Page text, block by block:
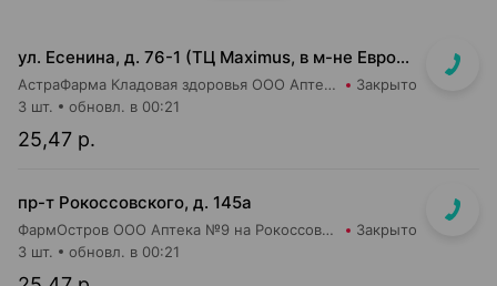
ул. Есенина, д. 76-1 (ТЦ Maximus, в м-не Евроопт Super)
АстраФарма Кладовая здоровья ООО Аптека №9 Закрыто
25,47 р.
3 шт. обновл. в 00:21
пр-т Рокоссовского, д. 145а
ФармОстров ООО Аптека №9 на Рокоссовского Закрыто
3 шт. обновл. в 00:21